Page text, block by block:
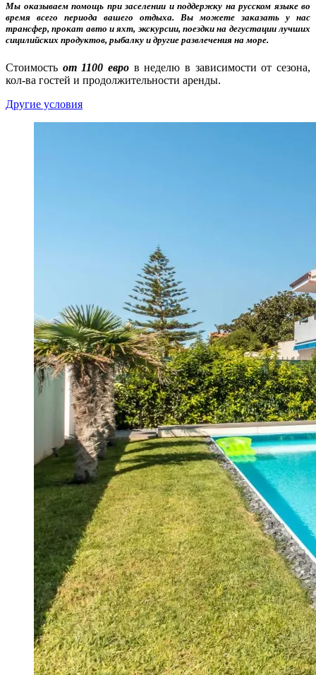
Мы оказываем помощь при заселении и поддержку на русском языке во
время всего периода вашего отдыха. Вы можете заказать у нас
трансфер, прокат авто и яхт, экскурсии, поездки на дегустации лучших
сицилийских продуктов, рыбалку и другие развлечения на море.
Стоимость от 1100 евро в неделю в зависимости от сезона,
кол-ва гостей и продолжительности аренды.
Другие условия